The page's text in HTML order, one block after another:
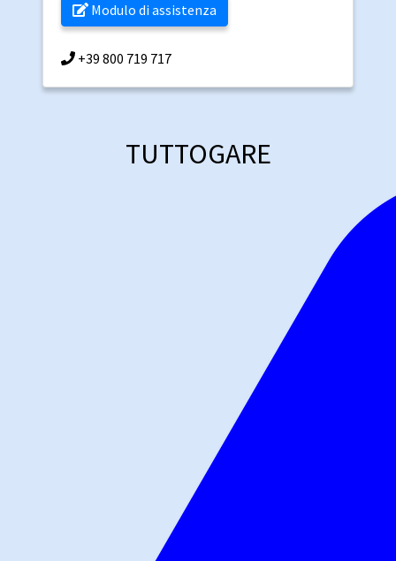
Modulo di assistenza
+39 800 719 717
TUTTOGARE